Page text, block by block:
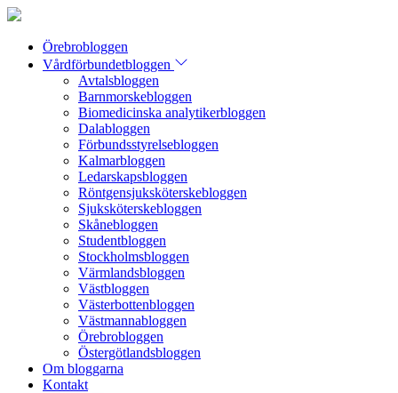
Örebrobloggen
Vårdförbundetbloggen
Avtalsbloggen
Barnmorskebloggen
Biomedicinska analytikerbloggen
Dalabloggen
Förbundsstyrelsebloggen
Kalmarbloggen
Ledarskapsbloggen
Röntgensjuksköterskebloggen
Sjuksköterskebloggen
Skånebloggen
Studentbloggen
Stockholmsbloggen
Värmlandsbloggen
Västbloggen
Västerbottenbloggen
Västmannabloggen
Örebrobloggen
Östergötlandsbloggen
Om bloggarna
Kontakt